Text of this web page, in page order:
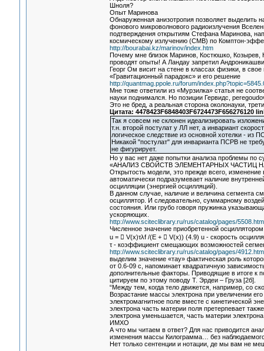
Шноля?
Опыт Маринова
Обнаруженная анизотропия позволяет выделить
фонового микроволнового радиоизлучения
подтверждения открытиям Стефана Маринова,
космическому излучению (CMB) по Комптон-
http://bourabai.kz/marinov/index.htm
Почему мне близок Маринов, Костюшко, Козырев,
проводят опыты! А Ландау запретил
Георг Ом висит на стене в классах физики, в
«Гравитационный парадокс» и его решение
http://quantmag.ppole.ru/forum/
Мне тоже ответили из «Мурзилка» статья не
науки поднимался. Но позиции Гервидс,
Это не бред, а реальная сторона околонауки,
Цитата: 4478423F6848403F6724473F656276120
Так я совсем не склонен идеализировать
т.н. второй постулат у ЛЛ нет, а инвариант
логическое следствие из основной хотелки - из
Никакой "постулат" для инварианта ПСРВ не
не фигурирует.
Но у вас нет даже попытки анализа проблемы по
«АНАЛИЗ СВОЙСТВ ЭЛЕМЕНТАРНЫХ
Открытость модели, это прежде всего, изменение
автоматически подразумевает наличие
осцилляции (энергией осцилляций).
В данном случае, наличие и величина сегмента
осциллятор. И следовательно, суммарному
состояния. Или грубо говоря пружинка
ускоряющих.
http://www.sciteclibrary.ru/rus/catalog/pages/
Численное значение приобретенной
u =  V(x)τλf /(E +  V(x)) (4.9) u - скорость
τ - коэффициент смещающих возможностей
http://www.sciteclibrary.ru/rus/catalog/pages/
выделим значение «тау» фактическая роль
от 0.6-09 с, напоминает квадратичную
дополнительные факторы. Приводящие в итоге к
цитируем по этому поводу Т. Эрдеи – Груза [2б].
“Между тем, когда тело движется, например, со
Возрастание массы электрона при увеличении
электромагнитное поле вместе с кинетической
электрона часть материи поля претерпевает
электрона уменьшается, часть материи
ИМХО
А что мы читаем в ответ? Для нас приводится
изменения массы Килограмма… без
Нет только сентенции и нотации, де мы вам не